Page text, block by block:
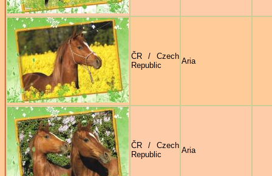
ČR / Czech
Republic
Aria
ČR / Czech
Republic
Aria